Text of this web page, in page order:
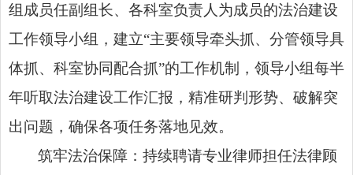
组成员任副组长、各科室负责人为成员的法治建设
工作领导小组，建立“主要领导牵头抓、分管领导具
体抓、科室协同配合抓”的工作机制，领导小组每半
年听取法治建设工作汇报，精准研判形势、破解突
出问题，确保各项任务落地见效。
筑牢法治保障：持续聘请专业律师担任法律顾